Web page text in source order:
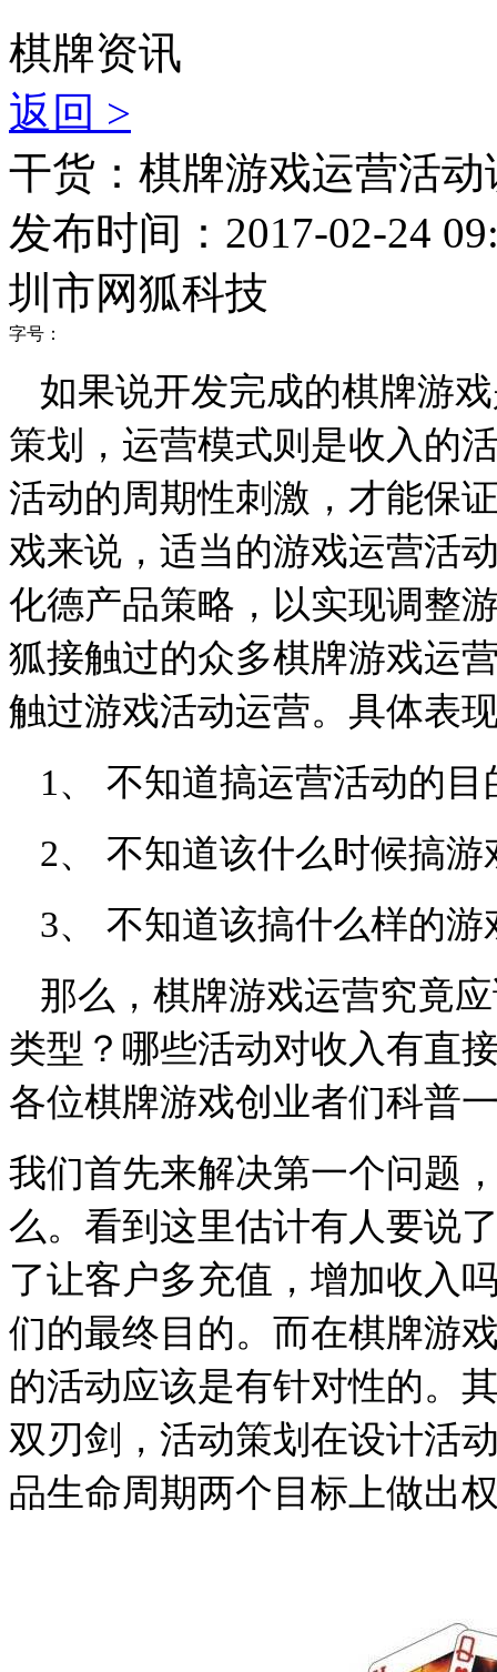
棋牌资讯
返回 >
干货：棋牌游戏运营活
发布时间：2017-02-24
圳市网狐科技
字号：
如果说开发完成的棋牌游
策划，运营模式则是收入的
活动的周期性刺激，才能保
戏来说，适当的游戏运营活
化德产品策略，以实现调整
狐接触过的众多棋牌游戏运
触过游戏活动运营。具体表
1、
不知道搞运营活动的目
2、
不知道该什么时候搞游
3、
不知道该搞什么样的游
那么，棋牌游戏运营究竟
类型？哪些活动对收入有直
各位棋牌游戏创业者们科普
我们首先来解决第一个问题
么。看到这里估计有人要说
了让客户多充值，增加收入
们的最终目的。而在棋牌游
的活动应该是有针对性的。
双刃剑，活动策划在设计活
品生命周期两个目标上做出